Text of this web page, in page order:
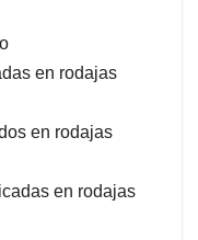
en rodajas
en rodajas
en rodajas